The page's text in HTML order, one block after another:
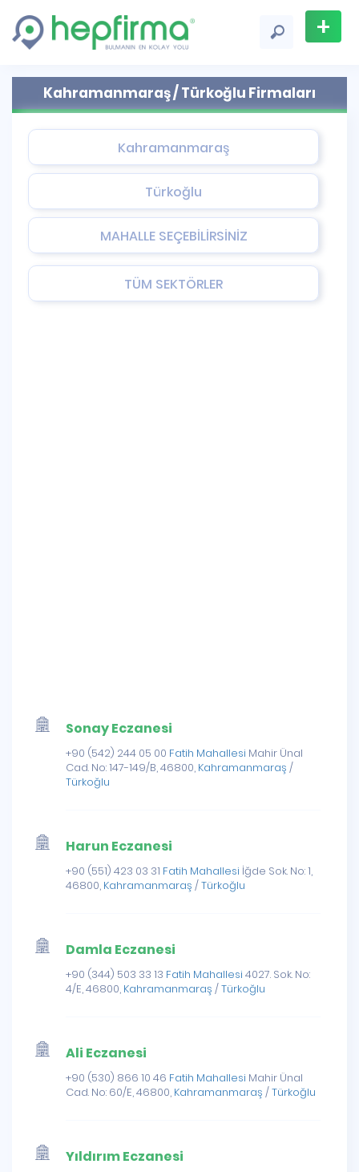
+
Ekle
Kahramanmaraş / Türkoğlu Firmaları
Sonay Eczanesi
+90 (542) 244 05 00 Fatih Mahallesi Mahir Ünal
Cad. No: 147-149/B, 46800, Kahramanmaraş /
Türkoğlu
Harun Eczanesi
+90 (551) 423 03 31 Fatih Mahallesi İğde Sok. No: 1,
46800, Kahramanmaraş /Türkoğlu
Damla Eczanesi
+90 (344) 503 33 13 Fatih Mahallesi 4027. Sok. No:
4/E, 46800, Kahramanmaraş /Türkoğlu
Ali Eczanesi
+90 (530) 866 10 46 Fatih Mahallesi Mahir Ünal
Cad. No: 60/E, 46800, Kahramanmaraş /Türkoğlu
Yıldırım Eczanesi